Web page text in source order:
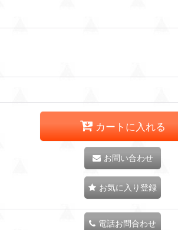
カートに入れる
お問い合わせ
お気に入り登録
電話お問合わせ